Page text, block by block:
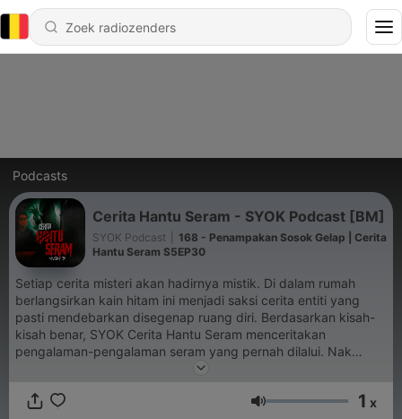
Podcasts
Cerita Hantu Seram - SYOK Podcast [BM]
SYOK Podcast
168 - Penampakan Sosok Gelap | Cerita
Hantu Seram S5EP30
Setiap cerita misteri akan hadirnya mistik. Di dalam rumah
berlangsirkan kain hitam ini menjadi saksi cerita entiti yang
pasti mendebarkan disegenap ruang diri. Berdasarkan kisah-
kisah benar, SYOK Cerita Hantu Seram menceritakan
pengalaman-pengalaman seram yang pernah dilalui. Nak
sponsor dan kolaborasi? Emel ke hello@syok.my atau
Volume 1 x